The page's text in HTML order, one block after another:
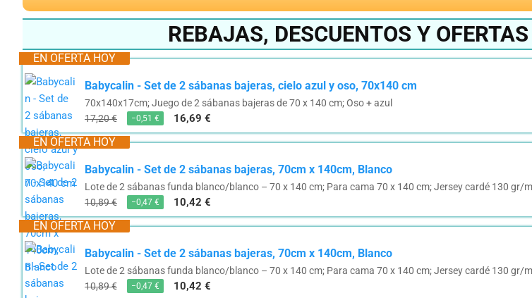
REBAJAS, DESCUENTOS Y
EN OFERTA HOY
Babycalin - Set de 2 sábanas bajeras, cielo azul y oso, 70x140 cm
70x140x17cm; Juego de 2 sábanas bajeras de 70 x 140 cm; Oso + azul
17,20 €
−0,51 € 16,69 €
EN OFERTA HOY
Babycalin - Set de 2 sábanas bajeras, 70cm x 140cm, Blanco
Lote de 2 sábanas funda blanco/blanco – 70 x 140 cm; Para cama 70 x 140 cm; Jersey cardé 130 gr/
10,89 €
−0,47 € 10,42 €
EN OFERTA HOY
Babycalin - Set de 2 sábanas bajeras, 70cm x 140cm, Blanco
Lote de 2 sábanas funda blanco/blanco – 70 x 140 cm; Para cama 70 x 140 cm; Jersey cardé 130 gr/
10,89 €
−0,47 € 10,42 €